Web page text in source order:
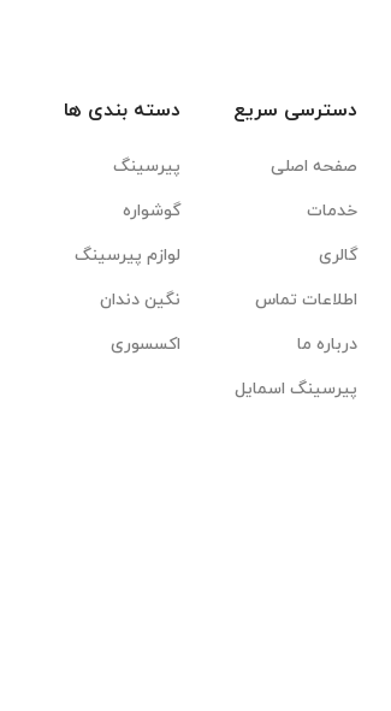
دسترسی سریع
صفحه اصلی
خدمات
گالری
اطلاعات تماس
درباره ما
پیرسینگ اسمایل
دسته بندی ها
پیرسینگ
گوشواره
لوازم پیرسینگ
نگین دندان
اکسسوری